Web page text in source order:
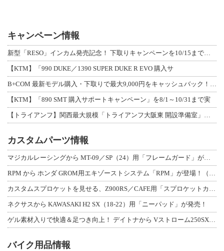
キャンペーン情報
新型「RESO」インカム発売記念！ 下取りキャンペーンを10/15まで延長して開
【KTM】「990 DUKE／1390 SUPER DUKE R EVO 購入サ
B+COM 最新モデル購入・下取りで最大9,000円をキャッシュバック！「B+F
【KTM】「890 SMT 購入サポートキャンペーン」を8/1～10/31まで実
【トライアンフ】関西最大規模「トライアンフ大阪東 開設準備室」がオープン！ 限定
カスタムパーツ情報
マジカルレーシングから MT-09／SP（24）用「フレームガード」が登場！
RPM から ホンダ GROM用エキゾーストシステム「RPM」が登場！（動画あり
カスタムスプロケットを見せる、Z900RS／CAFE用「スプロケットカバーフルキ
ネクサスから KAWASAKI H2 SX（18-22）用「ニーパッド」が発売！
ゲル素材入りで快適＆足つき向上！ デイトナから Vストローム250SX用「快適ロ
バイク用品情報